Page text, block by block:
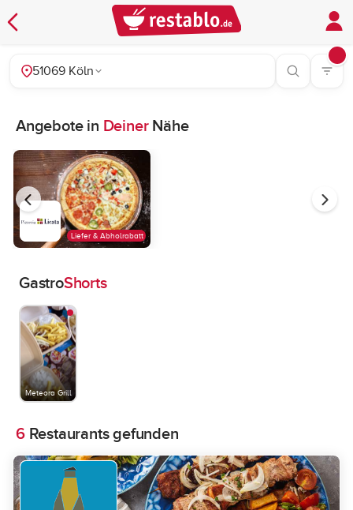
51069 Köln
Angebote in DeinerNähe
Liefer & Abholrabatt
GastroShorts
Meteora Grill
6Restaurants gefunden